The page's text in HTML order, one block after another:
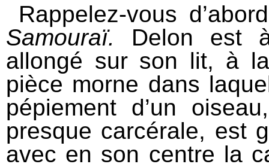
Rappelez-vous
Samouraï. Delon est
allongé sur son lit, à
pièce morne dans
pépiement d’un
presque carcérale, est
avec en son centre la